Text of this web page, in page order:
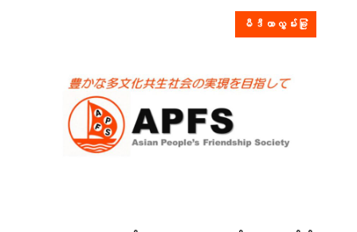
မီဒီယာလွှမ်းခြုံ